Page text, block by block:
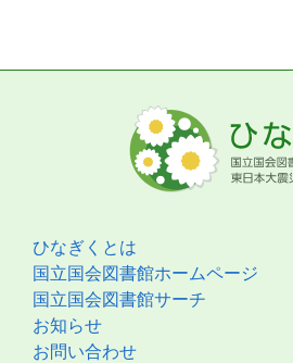
ひなぎくとは
国立国会図書館ホームページ
国立国会図書館サーチ
お知らせ
お問い合わせ